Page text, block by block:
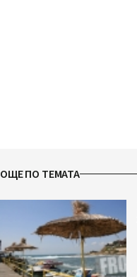
ОЩЕ ПО ТЕМАТА